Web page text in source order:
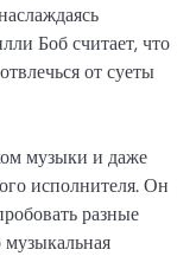
Боб считает, что
от суеты
музыки и даже
исполнителя. Он
разные